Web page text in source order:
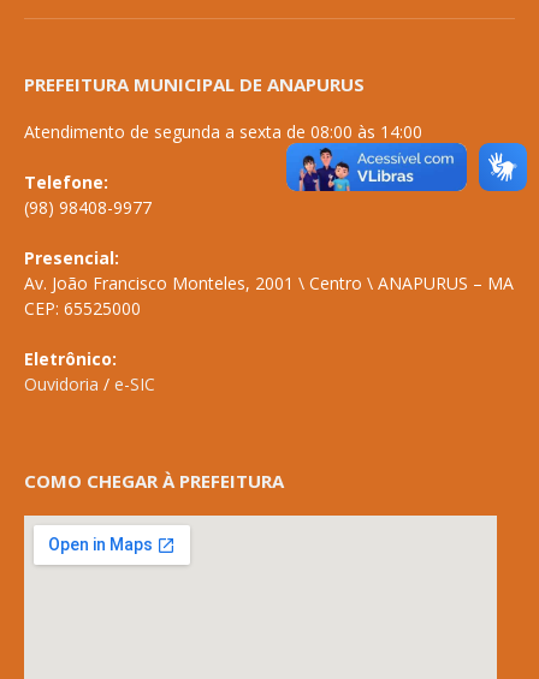
PREFEITURA MUNICIPAL DE ANAPURUS
Atendimento de segunda a sexta de 08:00 às 14:00
Telefone:
(98) 98408-9977
Presencial:
Av. João Francisco Monteles, 2001 \ Centro \ ANAPURUS – MA
CEP: 65525000
Eletrônico:
Ouvidoria / e-SIC
COMO CHEGAR À PREFEITURA